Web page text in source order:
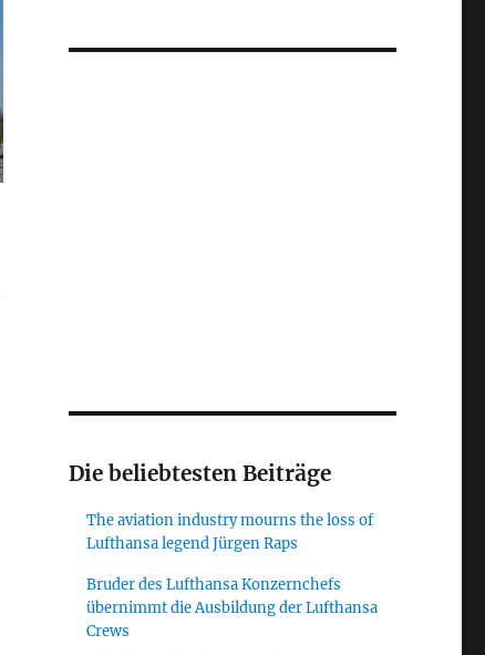
Die beliebtesten Beiträge
The aviation industry mourns the loss of
Lufthansa legend Jürgen Raps
Bruder des Lufthansa Konzernchefs
übernimmt die Ausbildung der Lufthansa
Crews